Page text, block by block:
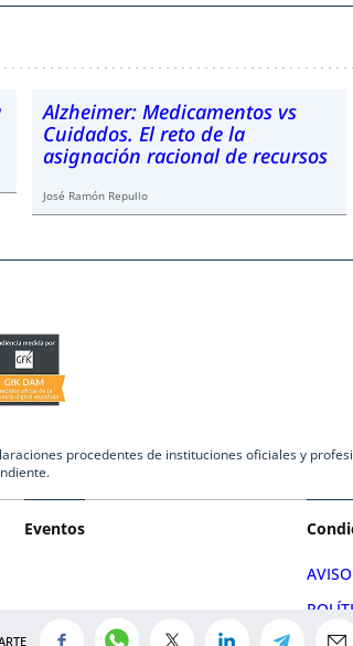
Alzheimer: Medicamentos vs
Cuidados. El reto de la
asignación racional de recursos
José Ramón Repullo
procedentes de instituciones oficiales y
Eventos